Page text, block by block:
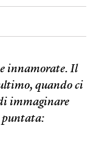
innamorate. Il
quando ci
immaginare
puntata: